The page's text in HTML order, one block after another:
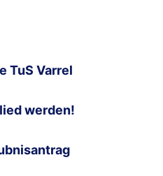
TuS Varrel
werden!